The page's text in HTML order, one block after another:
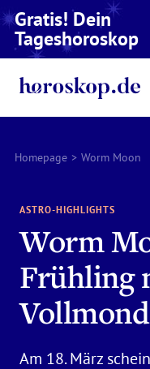
Gratis! Dein
Tageshoroskop
Homepage > Worm Moon
ASTRO-HIGHLIGHTS
Worm
Frühling
Vollmond
Am 18. März